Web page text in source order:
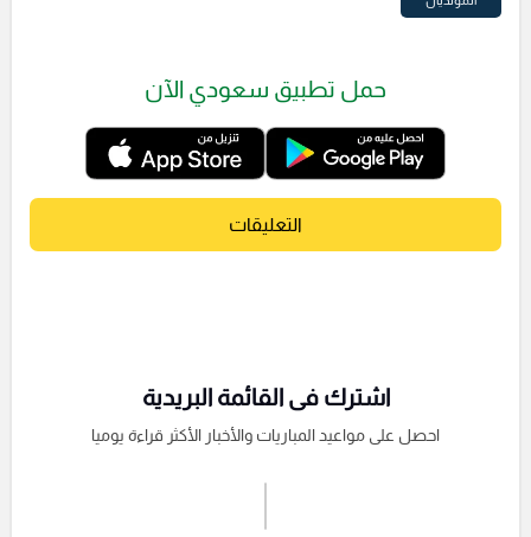
حمل تطبيق سعودي الآن
التعليقات
اشترك فى القائمة البريدية
احصل على مواعيد المباريات والأخبار الأكثر قراءة يوميا